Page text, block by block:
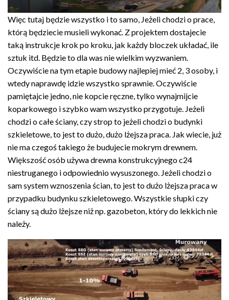
Więc tutaj będzie wszystko i to samo, Jeżeli chodzi o prace,
którą będziecie musieli wykonać. Z projektem dostajecie
taką instrukcje krok po kroku, jak każdy bloczek układać, ile
sztuk itd. Będzie to dla was nie wielkim wyzwaniem.
Oczywiście na tym etapie budowy najlepiej mieć 2, 3 osoby, i
wtedy naprawdę idzie wszystko sprawnie. Oczywiście
pamiętajcie jedno, nie kopcie ręczne, tylko wynajmijcie
koparkowego i szybko wam wszystko przygotuje. Jeżeli
chodzi o całe ściany, czy strop to jeżeli chodzi o budynki
szkieletowe, to jest to dużo, dużo lżejsza praca. Jak wiecie, już
nie ma czegoś takiego że budujecie mokrym drewnem.
Większość osób używa drewna konstrukcyjnego c24
niestruganego i odpowiednio wysuszonego. Jeżeli chodzi o
sam system wznoszenia ścian, to jest to dużo lżejsza praca w
przypadku budynku szkieletowego. Wszystkie słupki czy
ściany są dużo lżejsze niż np. gazobeton, który do lekkich nie
należy.